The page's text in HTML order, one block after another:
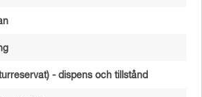
- dispens och tillstånd